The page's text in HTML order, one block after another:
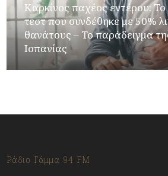
Καρκίνος παχέος εντέρου:
τεστ που συνδέθηκε με 50%
θανάτους – Το παράδειγμα
Ισπανίας
Ράδιο Γάμμα 94 FM